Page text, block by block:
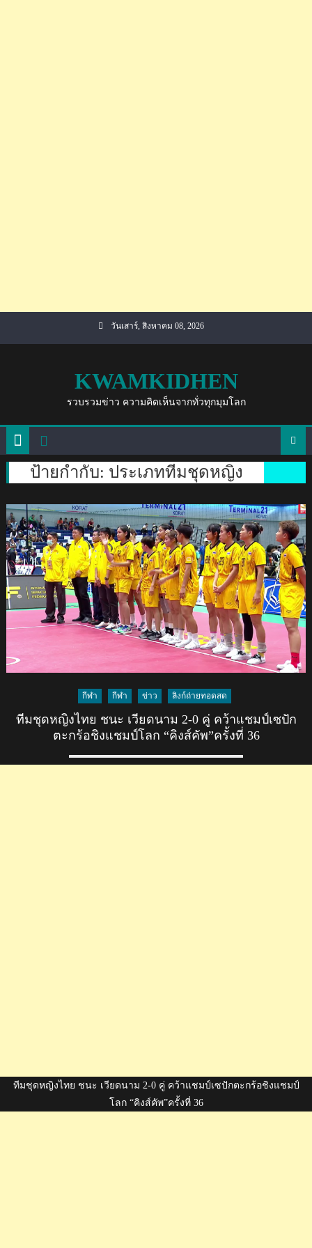
วันเสาร์, สิงหาคม 08, 2026
KWAMKIDHEN
รวบรวมข่าว ความคิดเห็นจากทั่วทุกมุมโลก
ป้ายกำกับ: ประเภททีมชุดหญิง
กีฬา กีฬา ข่าว ลิงก์ถ่ายทอดสด
ทีมชุดหญิงไทย ชนะ เวียดนาม 2-0 คู่ คว้าแชมป์เซปัก
ตะกร้อชิงแชมป์โลก “คิงส์คัพ”ครั้งที่ 36
ทีมชุดหญิงไทย ชนะ เวียดนาม 2-0 คู่ คว้าแชมป์เซปักตะกร้อชิงแชมป์
โลก “คิงส์คัพ”ครั้งที่ 36